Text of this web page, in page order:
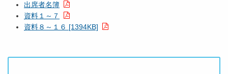
出席者名簿
資料１～７
資料８～１６ [1394KB]